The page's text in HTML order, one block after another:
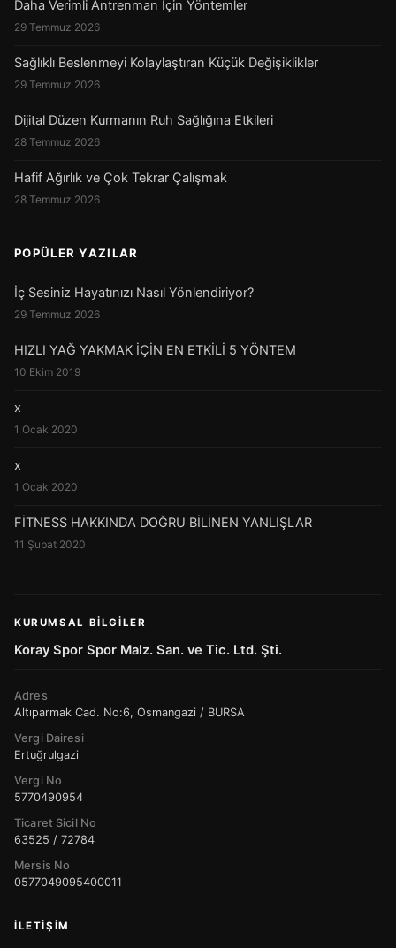
Daha Verimli Antrenman İçin Yöntemler
29 Temmuz 2026
Sağlıklı Beslenmeyi Kolaylaştıran Küçük Değişiklikler
29 Temmuz 2026
Dijital Düzen Kurmanın Ruh Sağlığına Etkileri
28 Temmuz 2026
Hafif Ağırlık ve Çok Tekrar Çalışmak
28 Temmuz 2026
POPÜLER YAZILAR
İç Sesiniz Hayatınızı Nasıl Yönlendiriyor?
29 Temmuz 2026
HIZLI YAĞ YAKMAK İÇİN EN ETKİLİ 5 YÖNTEM
10 Ekim 2019
x
1 Ocak 2020
x
1 Ocak 2020
FİTNESS HAKKINDA DOĞRU BİLİNEN YANLIŞLAR
11 Şubat 2020
KURUMSAL BILGILER
Koray Spor Spor Malz. San. ve Tic. Ltd. Şti.
Adres
Altıparmak Cad. No:6, Osmangazi / BURSA
Vergi Dairesi
Ertuğrulgazi
Vergi No
5770490954
Ticaret Sicil No
63525 / 72784
Mersis No
0577049095400011
İLETIŞIM